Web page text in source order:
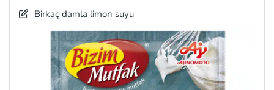
Birkaç damla limon suyu